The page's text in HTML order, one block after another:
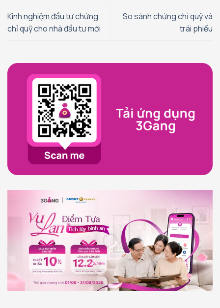
Kinh nghiệm đầu tư chứng
chỉ quỹ cho nhà đầu tư mới
So sánh chứng chỉ quỹ và
trái phiếu